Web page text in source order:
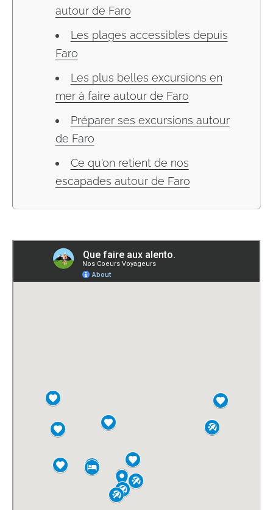
autour de Faro
Les plages accessibles depuis
Faro
Les plus belles excursions en
mer à faire autour de Faro
Préparer ses excursions autour
de Faro
Ce qu'on retient de nos
escapades autour de Faro